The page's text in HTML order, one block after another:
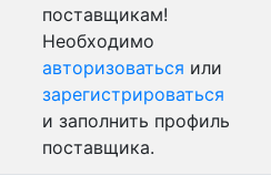
поставщикам!
Необходимо
авторизоваться или
зарегистрироваться
и заполнить профиль
поставщика.